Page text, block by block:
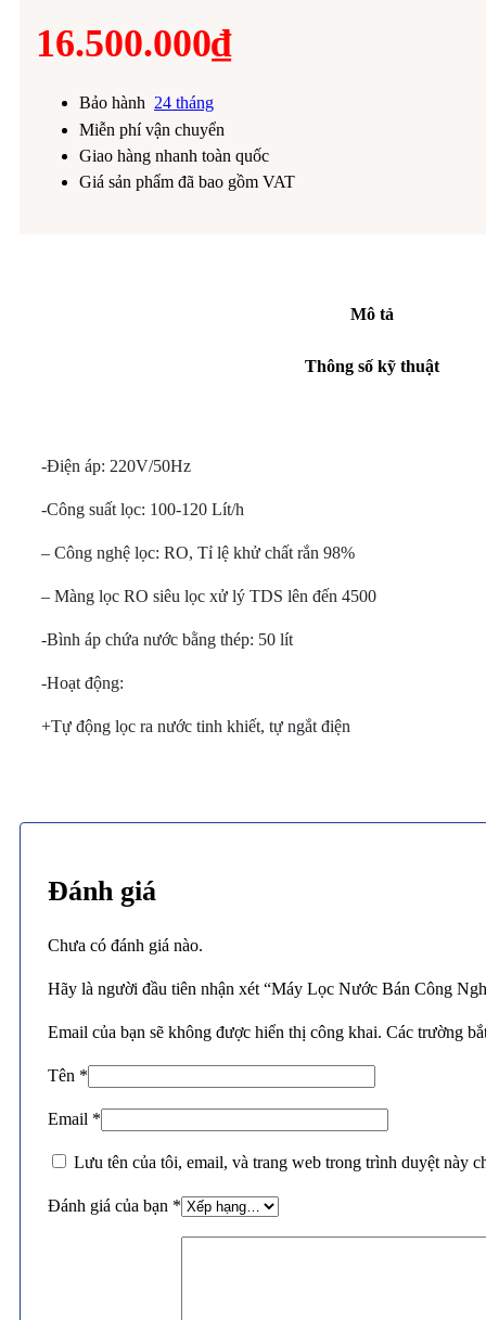
16.500.000₫
Bảo hành 24 tháng
Miễn phí vận chuyển
Giao hàng nhanh toàn quốc
Giá sản phẩm đã bao gồm VAT
Mô tả
Thông số kỹ thuật
-Điện áp: 220V/50Hz
-Công suất lọc: 100-120 Lít/h
– Công nghệ lọc: RO, Tỉ lệ khử chất rắn 98%
– Màng lọc RO siêu lọc xử lý TDS lên đến 4500
-Bình áp chứa nước bằng thép: 50 lít
-Hoạt động:
+Tự động lọc ra nước tinh khiết, tự ngắt điện
Đánh giá
Chưa có đánh giá nào.
Hãy là người đầu tiên nhận xét “Máy Lọc Nước Bán Công
Email của bạn sẽ không được hiển thị công khai. Các trường
Tên *
Email *
Lưu tên của tôi, email, và trang web trong trình duyệt này
Đánh giá của bạn *